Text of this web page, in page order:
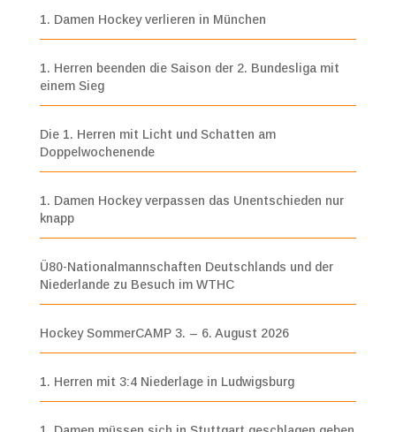
1. Damen Hockey verlieren in München
1. Herren beenden die Saison der 2. Bundesliga mit
einem Sieg
Die 1. Herren mit Licht und Schatten am
Doppelwochenende
1. Damen Hockey verpassen das Unentschieden nur
knapp
Ü80-Nationalmannschaften Deutschlands und der
Niederlande zu Besuch im WTHC
Hockey SommerCAMP 3. – 6. August 2026
1. Herren mit 3:4 Niederlage in Ludwigsburg